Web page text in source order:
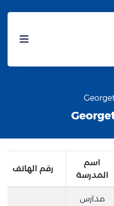
اسم
المدرسة
رقم الهاتف
مدارس